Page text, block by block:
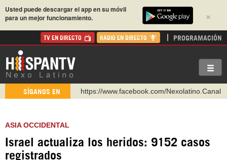
×
Usted puede descargar el app en su móvil
para un mejor funcionamiento.
TV EN DIRECTO RADIO EN DIRECTO PROGRAMACIÓN
SÍGANOS EN
https://www.facebook.com/Nexolatino.Canal
https://www.youtube.com/@nexo_latino
https://urmedium.com/c/hispantv
ASIA OCCIDENTAL
Israel actualiza los heridos: 9152 casos
registrados